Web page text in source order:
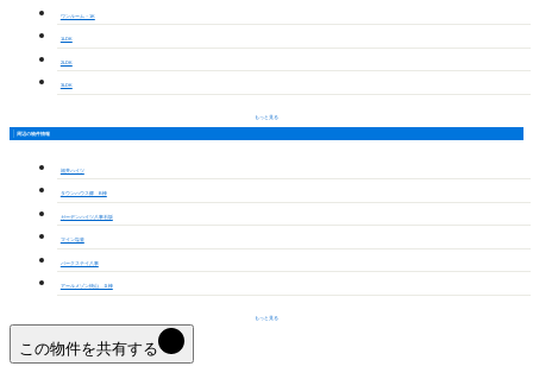
ワンルーム・1K
1LDK
2LDK
3LDK
もっと見る
周辺の物件情報
福井ハイツ
タウンハウス郷 B棟
ガーデンハイツ八事石坂
マイン塩釜
パークステイ八事
アールメゾン焼山 Ｄ棟
もっと見る
この物件を共有する